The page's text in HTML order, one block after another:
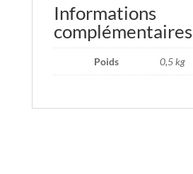
Informations
complémentaires
Poids 0,5 kg